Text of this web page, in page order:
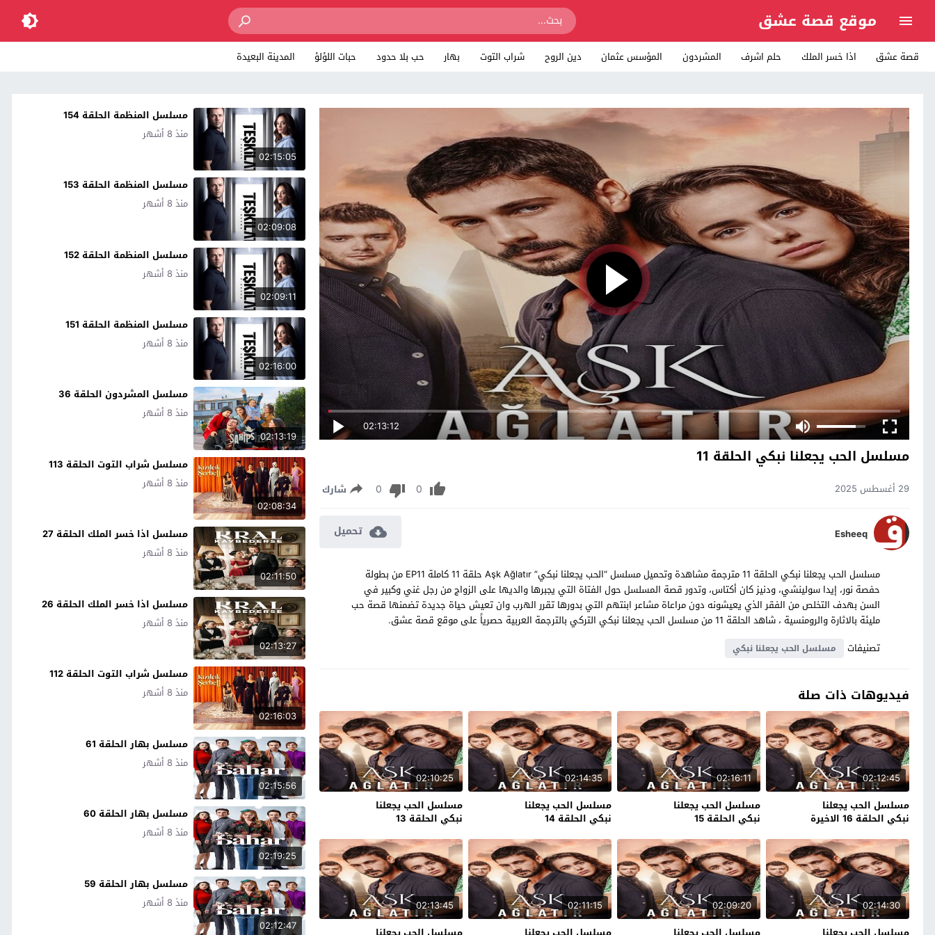
موقع قصة عشق
قصة عشق اذا خسر الملك حلم اشرف المشردون المؤسس عثمان دين الروح شراب التوت بهار حب بلا حدود حبات اللؤلؤ المدينة البعيدة
02:13:12
مسلسل الحب يجعلنا نبكي الحلقة 11
29 أغسطس 2025 0
0 شارك
Esheeq تحميل
مسلسل الحب يجعلنا نبكي الحلقة 11 مترجمة مشاهدة وتحميل مسلسل “الحب يجعلنا نبكي” Aşk Ağlatır حلقة 11 كاملة EP11 من بطولة
حفصة نور، إيدا سولينشي، ودنيز كان أكتاس، وتدور قصة المسلسل حول الفتاة التي يجبرها والديها على الزواج من رجل غني وكبير في
السن بهدف التخلص من الفقر الذي يعيشونه دون مراعاة مشاعر ابنتهم التي بدورها تقرر الهرب وان تعيش حياة جديدة تضمنها قصة حب
مليئة بالاثارة والرومنسية ، شاهد الحلقة 11 من مسلسل الحب يجعلنا نبكي التركي بالترجمة العربية حصرياً على موقع قصة عشق.
تصنيفات
مسلسل الحب يجعلنا نبكي
فيديوهات ذات صلة
02:12:45
مسلسل الحب يجعلنا
نبكي الحلقة 16 الاخيرة
02:16:11
مسلسل الحب يجعلنا
نبكي الحلقة 15
02:14:35
مسلسل الحب يجعلنا
نبكي الحلقة 14
02:10:25
مسلسل الحب يجعلنا
نبكي الحلقة 13
02:14:30
02:09:20
02:11:15
02:13:45
02:15:05
مسلسل المنظمة الحلقة 154
منذ 8 أشهر
02:09:08
مسلسل المنظمة الحلقة 153
منذ 8 أشهر
02:09:11
مسلسل المنظمة الحلقة 152
منذ 8 أشهر
02:16:00
مسلسل المنظمة الحلقة 151
منذ 8 أشهر
02:13:19
مسلسل المشردون الحلقة 36
منذ 8 أشهر
02:08:34
مسلسل شراب التوت الحلقة 113
منذ 8 أشهر
02:11:50
مسلسل اذا خسر الملك الحلقة 27
منذ 8 أشهر
02:13:27
مسلسل اذا خسر الملك الحلقة 26
منذ 8 أشهر
02:16:03
مسلسل شراب التوت الحلقة 112
منذ 8 أشهر
02:15:56
مسلسل بهار الحلقة 61
منذ 8 أشهر
02:19:25
مسلسل بهار الحلقة 60
منذ 8 أشهر
02:12:47
مسلسل بهار الحلقة 59
منذ 8 أشهر